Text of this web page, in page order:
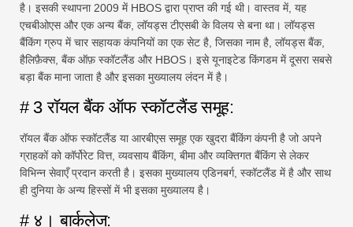
है। इसकी स्थापना 2009 में HBOS द्वारा प्राप्त की गई थी। वास्तव में, यह
एचबीओएस और एक अन्य बैंक, लॉयड्स टीएसबी के विलय से बना था। लॉयड्स
बैंकिंग ग्रुप में चार सहायक कंपनियों का एक सेट है, जिसका नाम है, लॉयड्स बैंक,
हैलिफ़ैक्स, बैंक ऑफ़ स्कॉटलैंड और HBOS। इसे यूनाइटेड किंगडम में दूसरा सबसे
बड़ा बैंक माना जाता है और इसका मुख्यालय लंदन में है।
# 3 रॉयल बैंक ऑफ स्कॉटलैंड समूह:
रॉयल बैंक ऑफ स्कॉटलैंड या आरबीएस समूह एक खुदरा बैंकिंग कंपनी है जो अपने
ग्राहकों को कॉर्पोरेट वित्त, व्यवसाय बैंकिंग, बीमा और व्यक्तिगत बैंकिंग से लेकर
विभिन्न सेवाएँ प्रदान करती है। इसका मुख्यालय एडिनबर्ग, स्कॉटलैंड में है और साथ
ही दुनिया के अन्य हिस्सों में भी इसका मुख्यालय है।
# ४। बार्कलेज: